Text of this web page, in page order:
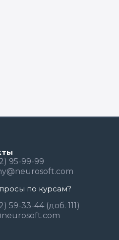
95-99-99
по курсам?
59-33-44 (доб. 111)